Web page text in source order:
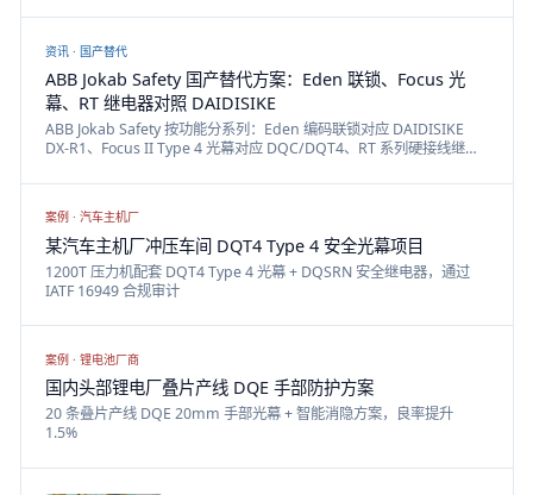
路在带 EDM 的 DA31 安全继电器上汇合，共同触发压机停车。
资讯 ·国产替代
ABB Jokab Safety 国产替代方案：Eden 联锁、Focus 光
幕、RT 继电器对照 DAIDISIKE
ABB Jokab Safety 按功能分系列：Eden 编码联锁对应 DAIDISIKE
DX-R1、Focus II Type 4 光幕对应 DQC/DQT4、RT 系列硬接线继电
产等效，工厂直供、按功能选型。
案例 ·汽车主机厂
某汽车主机厂冲压车间 DQT4 Type 4 安全光幕项目
1200T 压力机配套 DQT4 Type 4 光幕 + DQSRN 安全继电器，通过
IATF 16949 合规审计
案例 ·锂电池厂商
国内头部锂电厂叠片产线 DQE 手部防护方案
20 条叠片产线 DQE 20mm 手部光幕 + 智能消隐方案，良率提升
1.5%